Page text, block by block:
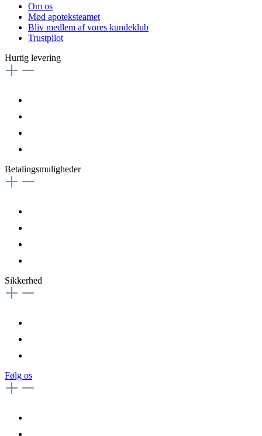
Om os
Mød apoteksteamet
Bliv medlem af vores kundeklub
Trustpilot
Hurtig levering
Betalingsmuligheder
Sikkerhed
Følg os